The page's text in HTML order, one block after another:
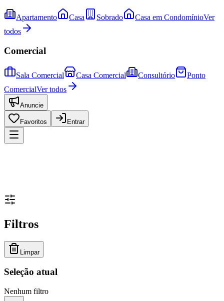
Apartamento Casa Sobrado Casa em CondomínioVer
todos
Comercial
Sala Comercial Casa Comercial Consultório
Ponto
ComercialVer todos
Anuncie
Favoritos Entrar
Filtros
Limpar
Seleção atual
Nenhum filtro